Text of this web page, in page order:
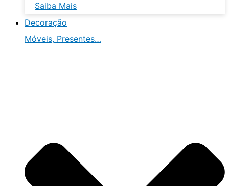
Saiba Mais
Decoração
Móveis, Presentes…